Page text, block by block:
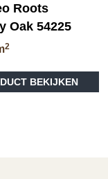
Roots
Oak 54225
2
BEKIJKEN